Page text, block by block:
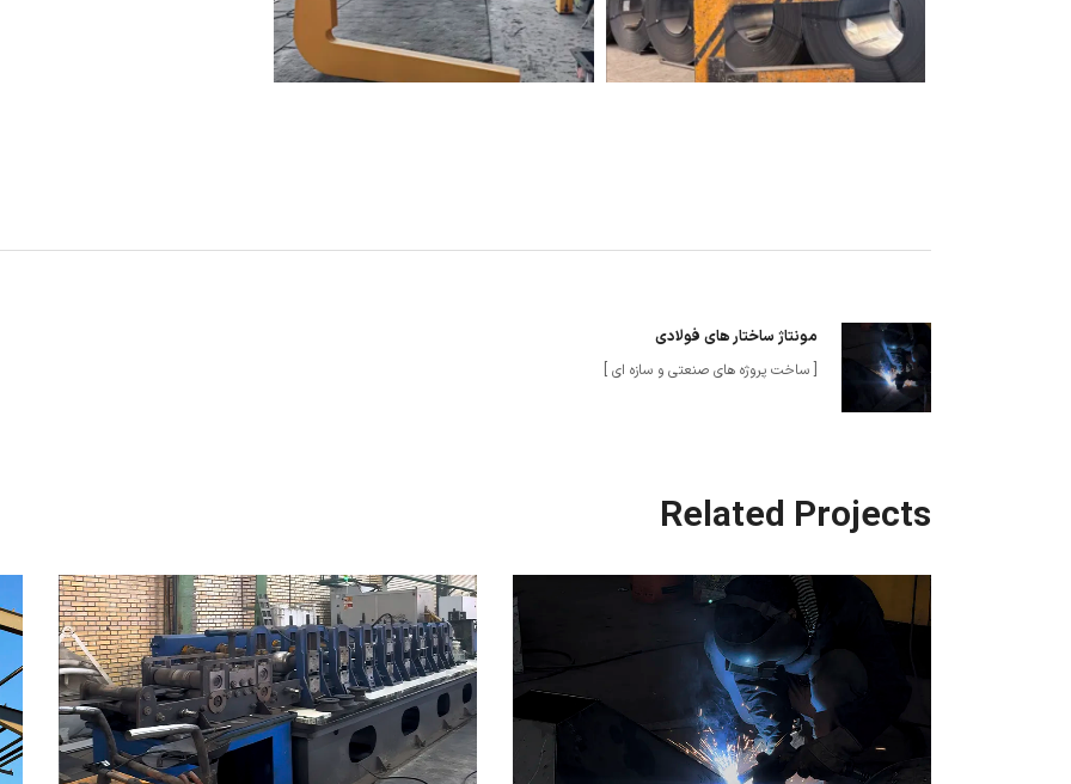
مونتاژ ساختار های فولادی
[ ساخت پروژه های صنعتی و سازه ای ]
Related Projects